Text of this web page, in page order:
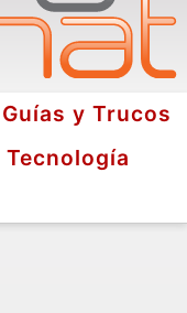
Guías y Trucos
Tecnología